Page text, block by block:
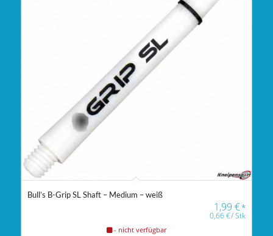
Bull’s B-Grip SL Shaft – Medium – weiß
1,99€*
0,66€/Stk
- nicht verfügbar